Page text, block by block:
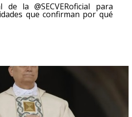
la @SECVERoficial para
que confirman por qué